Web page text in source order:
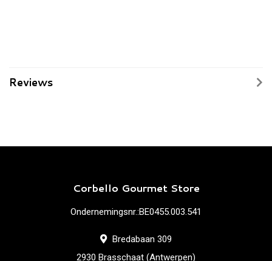
Reviews
Corbello Gourmet Store
Ondernemingsnr.:BE0455.003.541
Bredabaan 309
2930 Brasschaat (Antwerpen)